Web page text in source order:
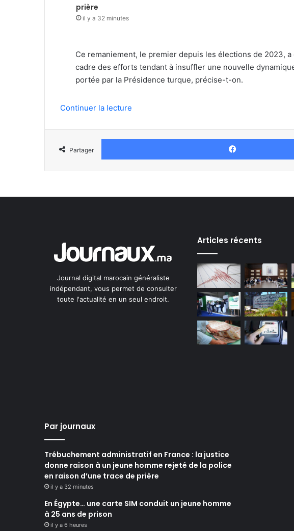
prière
il y a 32 minutes
Ce remaniement, le premier depuis les élections de 2023,
cadre des efforts tendant à insuffler une nouvelle
portée par la Présidence turque, précise-t-on.
Continuer la lecture
Partager
Journal digital marocain généraliste
indépendant, vous permet de consulter
toute l'actualité en un seul endroit.
Articles récents
Par journaux
Trébuchement administratif en France : la justice
donne raison à un jeune homme rejeté de la police
en raison d’une trace de prière
il y a 32 minutes
En Égypte… une carte SIM conduit un jeune homme
à 25 ans de prison
il y a 6 heures